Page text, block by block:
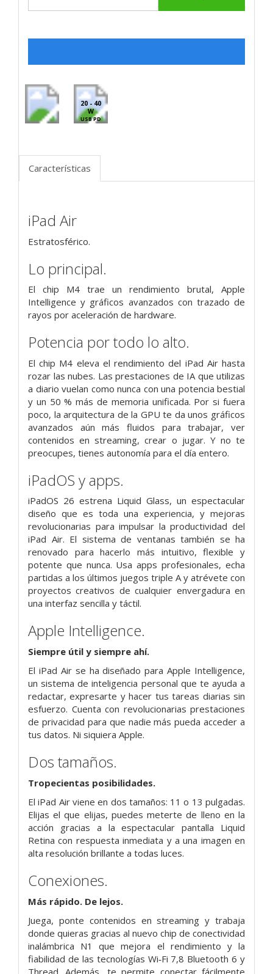
20 - 40
W
USB PD
Características
iPad Air
Estratosférico.
Lo principal.
El chip M4 trae un rendimiento brutal, Apple
Intelligence y gráficos avanzados con trazado de
rayos por aceleración de hardware.
Potencia por todo lo alto.
El chip M4 eleva el rendimiento del iPad Air hasta
rozar las nubes. Las prestaciones de IA que utilizas
a diario vuelan como nunca con una potencia bestial
y un 50 % más de memoria unificada. Por si fuera
poco, la arquitectura de la GPU te da unos gráficos
avanzados aún más fluidos para trabajar, ver
contenidos en streaming, crear o jugar. Y no te
preocupes, tienes autonomía para el día entero.
iPadOS y apps.
iPadOS 26 estrena Liquid Glass, un espectacular
diseño que es toda una experiencia, y mejoras
revolucionarias para impulsar la productividad del
iPad Air. El sistema de ventanas también se ha
renovado para hacerlo más intuitivo, flexible y
potente que nunca. Usa apps profesionales, echa
partidas a los últimos juegos triple A y atrévete con
proyectos creativos de cualquier envergadura en
una interfaz sencilla y táctil.
Apple Intelligence.
Siempre útil y siempre ahí.
El iPad Air se ha diseñado para Apple Intelligence,
un sistema de inteligencia personal que te ayuda a
redactar, expresarte y hacer tus tareas diarias sin
esfuerzo. Cuenta con revolucionarias prestaciones
de privacidad para que nadie más pueda acceder a
tus datos. Ni siquiera Apple.
Dos tamaños.
Tropecientas posibili­dades.
El iPad Air viene en dos tamaños: 11 o 13 pulgadas.
Elijas el que elijas, puedes meterte de lleno en la
acción gracias a la espectacular pantalla Liquid
Retina con respuesta inmediata y a una imagen en
alta resolución brillante a todas luces.
Conexiones.
Más rápido. De lejos.
Juega, ponte contenidos en streaming y trabaja
donde quieras gracias al nuevo chip de conectividad
inalámbrica N1 que mejora el rendi­miento y la
fiabilidad de las tecnologías Wi‑Fi 7,8 Bluetooth 6 y